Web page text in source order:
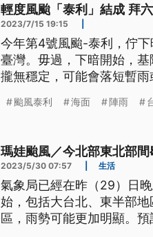
輕度風颱「泰利」結成 拜
2023/7/15 19:15
今年第4號風颱-泰利，佇
臺灣。毋過，下暗開始，
攏無穩定，可能會落短暫雨
颱風泰利 海面 陣雨
瑪娃颱風／今北部東北部
2023/5/30 07:57 生活
氣象局已經在昨（29）日
始，包括大台北、東半部
區，雨勢可能更加明顯。